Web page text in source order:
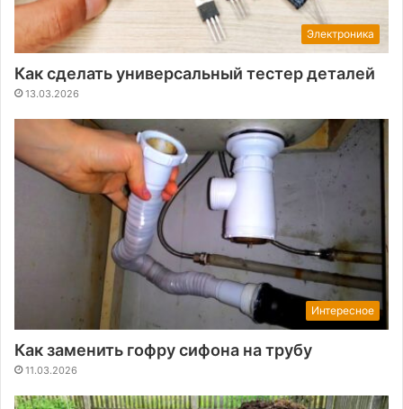
Электроника
Как сделать универсальный тестер деталей
13.03.2026
Интересное
Как заменить гофру сифона на трубу
11.03.2026